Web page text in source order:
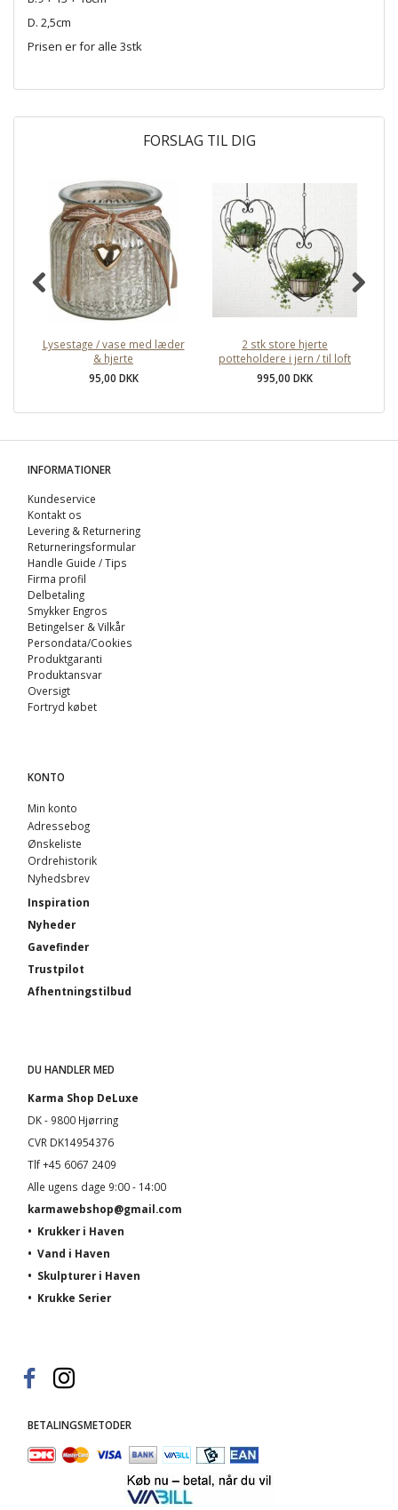
D. 2,5cm
Prisen er for alle 3stk
FORSLAG TIL DIG
Lysestage / vase med læder
& hjerte
95,00 DKK
2 stk store hjerte
potteholdere i jern / til loft
995,00 DKK
INFORMATIONER
Kundeservice
Kontakt os
Levering & Returnering
Returneringsformular
Handle Guide / Tips
Firma profil
Delbetaling
Smykker Engros
Betingelser & Vilkår
Persondata/Cookies
Produktgaranti
Produktansvar
Oversigt
Fortryd købet
KONTO
Min konto
Adressebog
Ønskeliste
Ordrehistorik
Nyhedsbrev
Inspiration
Nyheder
Gavefinder
Trustpilot
Afhentningstilbud
DU HANDLER MED
Karma Shop DeLuxe
DK - 9800 Hjørring
CVR DK14954376
Tlf +45 6067 2409
Alle ugens dage 9:00 - 14:00
karmawebshop@gmail.com
• Krukker i Haven
• Vand i Haven
• Skulpturer i Haven
• Krukke Serier
BETALINGSMETODER